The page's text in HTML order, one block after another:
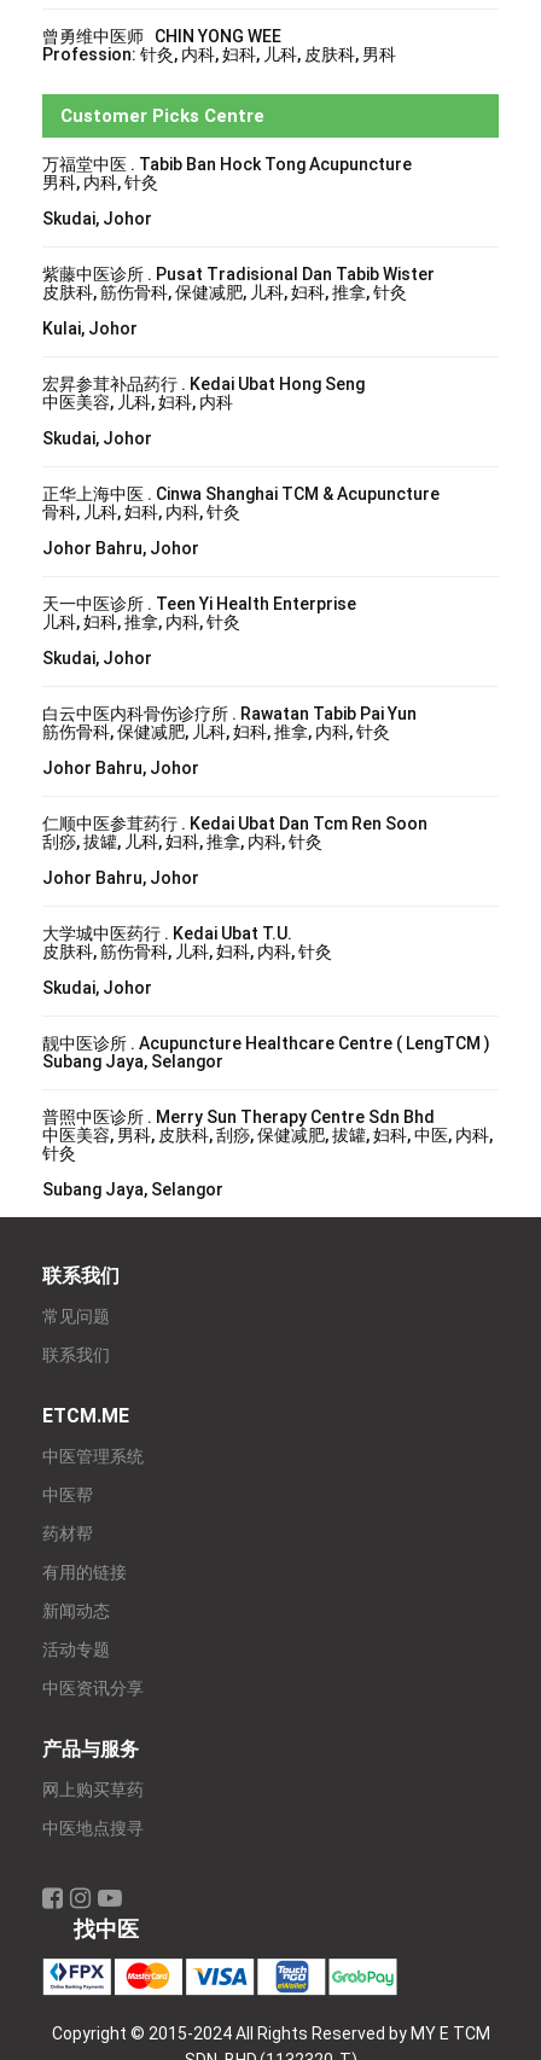
曾勇维中医师 CHIN YONG WEE
Profession: 针灸, 内科, 妇科, 儿科, 皮肤科, 男科
Customer Picks Centre
万福堂中医 . Tabib Ban Hock Tong Acupuncture
男科, 内科, 针灸
Skudai, Johor
紫藤中医诊所 . Pusat Tradisional Dan Tabib Wister
皮肤科, 筋伤骨科, 保健减肥, 儿科, 妇科, 推拿, 针灸
Kulai, Johor
宏昇参茸补品药行 . Kedai Ubat Hong Seng
中医美容, 儿科, 妇科, 内科
Skudai, Johor
正华上海中医 . Cinwa Shanghai TCM & Acupuncture
骨科, 儿科, 妇科, 内科, 针灸
Johor Bahru, Johor
天一中医诊所 . Teen Yi Health Enterprise
儿科, 妇科, 推拿, 内科, 针灸
Skudai, Johor
白云中医内科骨伤诊疗所 . Rawatan Tabib Pai Yun
筋伤骨科, 保健减肥, 儿科, 妇科, 推拿, 内科, 针灸
Johor Bahru, Johor
仁顺中医参茸药行 . Kedai Ubat Dan Tcm Ren Soon
刮痧, 拔罐, 儿科, 妇科, 推拿, 内科, 针灸
Johor Bahru, Johor
大学城中医药行 . Kedai Ubat T.U.
皮肤科, 筋伤骨科, 儿科, 妇科, 内科, 针灸
Skudai, Johor
靓中医诊所 . Acupuncture Healthcare Centre ( LengTCM )
Subang Jaya, Selangor
普照中医诊所 . Merry Sun Therapy Centre Sdn Bhd
中医美容, 男科, 皮肤科, 刮痧, 保健减肥, 拔罐, 妇科, 中医, 内科,
针灸
Subang Jaya, Selangor
联系我们
常见问题
联系我们
ETCM.ME
中医管理系统
中医帮
药材帮
有用的链接
新闻动态
活动专题
中医资讯分享
产品与服务
网上购买草药
中医地点搜寻
找中医
Copyright © 2015-2024 All Rights Reserved by MY E TCM